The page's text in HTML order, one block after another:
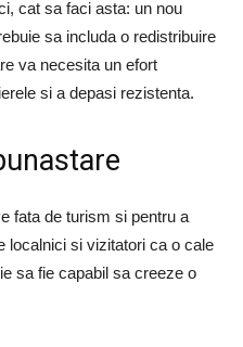
cat sa faci asta: un nou
sa includa o redistribuire
va necesita un efort
si a depasi rezistenta.
fata de turism si pentru a
localnici si vizitatori ca o cale
sa fie capabil sa creeze o